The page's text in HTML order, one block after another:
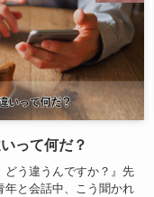
って何だ？
どう違うんですか？』先
年と会話中、こう聞かれ